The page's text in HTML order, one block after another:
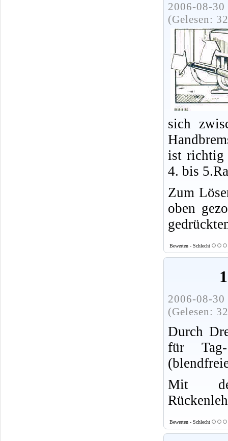
2006-08-
(Gelesen:
sich
ist richtig
4. bis
Zum
oben
Bewerten - Schlecht
2006-08-
(Gelesen:
Durch
für Tag-
Mit
Bewerten - Schlecht